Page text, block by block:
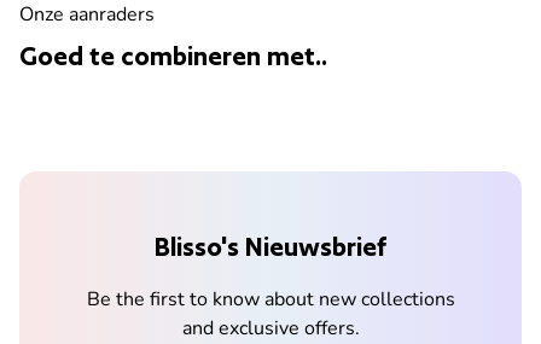
Onze aanraders
Goed te combineren met..
Blisso's Nieuwsbrief
Be the first to know about new collections
and exclusive offers.